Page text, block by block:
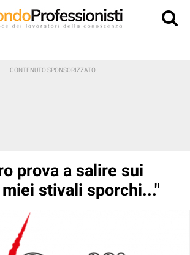
prova a salire sui
stivali sporchi..."